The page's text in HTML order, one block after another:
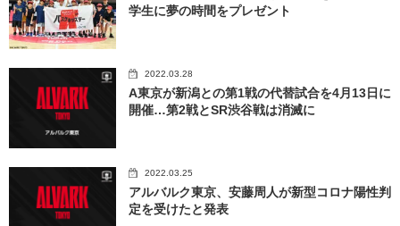
学生に夢の時間をプレゼント
2022.03.28
A東京が新潟との第1戦の代替試合を4月13日に
開催…第2戦とSR渋谷戦は消滅に
2022.03.25
アルバルク東京、安藤周人が新型コロナ陽性判
定を受けたと発表